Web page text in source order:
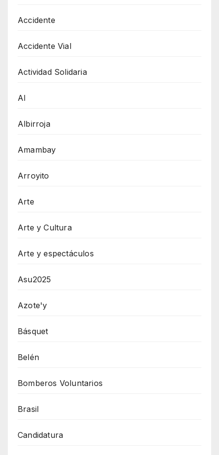
Accidente
Accidente Vial
Actividad Solidaria
AI
Albirroja
Amambay
Arroyito
Arte
Arte y Cultura
Arte y espectáculos
Asu2025
Azote'y
Básquet
Belén
Bomberos Voluntarios
Brasil
Candidatura